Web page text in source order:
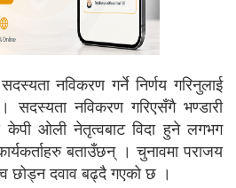
सदस्यता नविकरण गर्ने निर्णय गरिनुलाई
सदस्यता नविकरण गरिएसँगै भण्डारी
केपी ओली नेतृत्वबाट विदा हुने लगभग
बताउँछन् । चुनावमा पराजय
छोड्न दवाव बढ्दै गएको छ ।